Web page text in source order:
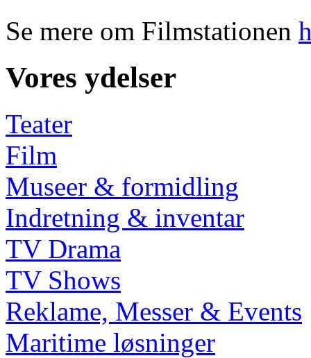
Se mere om Filmstationen
Vores ydelser
Teater
Film
Museer & formidling
Indretning & inventar
TV Drama
TV Shows
Reklame, Messer & Events
Maritime løsninger